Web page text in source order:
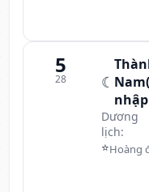
5
28 ☾
Dương
lịch:
⭐Hoàng